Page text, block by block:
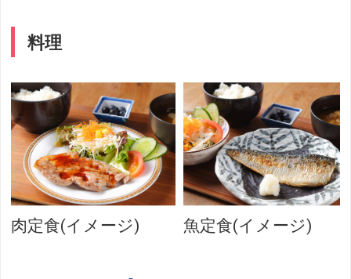
料理
肉定食(イメージ) 魚定食(イメージ)